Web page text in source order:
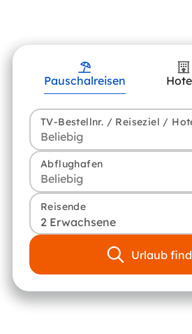
Pauschalreisen
TV-Bestellnr. / Reiseziel /
Abflughafen
Reisende
2 Erwachsene
Urlaub